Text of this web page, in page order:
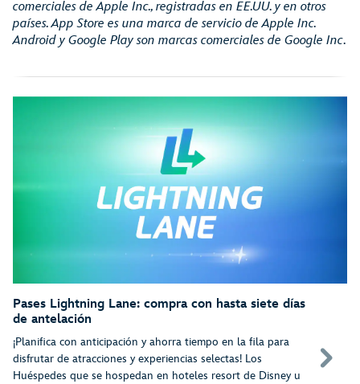
comerciales de Apple Inc., registradas en EE.UU. y en otros
países. App Store es una marca de servicio de Apple Inc.
Android y Google Play son marcas comerciales de Google Inc.
Pases Lightning Lane: compra con hasta siete días
de antelación
¡Planifica con anticipación y ahorra tiempo en la fila para
disfrutar de atracciones y experiencias selectas! Los
Huéspedes que se hospedan en hoteles resort de Disney u